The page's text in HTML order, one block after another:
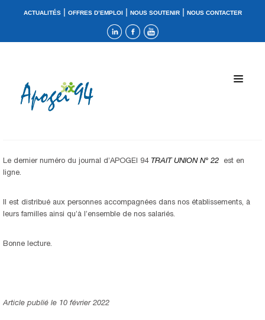
ACTUALITÉS| OFFRES D’EMPLOI| NOUS SOUTENIR| NOUS CONTACTER
Le dernier numéro du journal d’APOGEI 94 TRAIT UNION N° 22
est en
ligne.
Il est distribué aux personnes accompagnées dans nos établissements, à
leurs familles ainsi qu’à l’ensemble de nos salariés.
Bonne lecture.
Article publié le 10 février 2022